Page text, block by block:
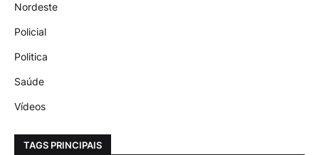
Nordeste
Policial
Politica
Saúde
Vídeos
TAGS PRINCIPAIS